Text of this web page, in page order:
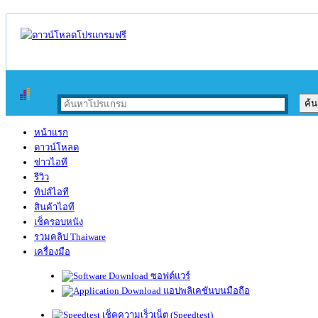
หน้าแรก
ดาวน์โหลด
ข่าวไอที
รีวิว
ทิปส์ไอที
สินค้าไอที
เช็ครอบหนัง
รวมคลิป Thaiware
เครื่องมือ
ซอฟต์แวร์
แอปพลิเคชันบนมือถือ
เช็คความเร็วเน็ต (Speedtest)